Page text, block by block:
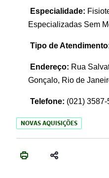
Especialidade:
Especializadas Sem
Tipo de
Endereço: Rua
Gonçalo, Rio de
Telefone: (021) 3587-
NOVAS AQUISIÇÕES